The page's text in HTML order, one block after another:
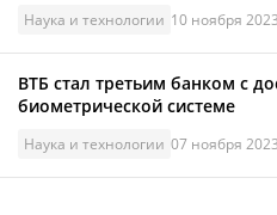
Наука и технологии 10 ноября
ВТБ стал третьим банком с
биометрической системе
Наука и технологии 07 ноября